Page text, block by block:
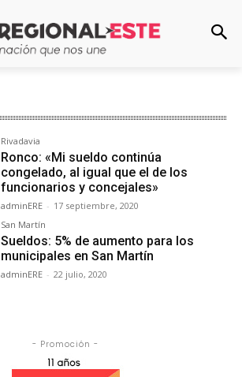
Rivadavia
Ronco: «Mi sueldo continúa
congelado, al igual que el de los
funcionarios y concejales»
adminERE - 17 septiembre, 2020
San Martín
Sueldos: 5% de aumento para los
municipales en San Martín
adminERE - 22 julio, 2020
- Promoción -